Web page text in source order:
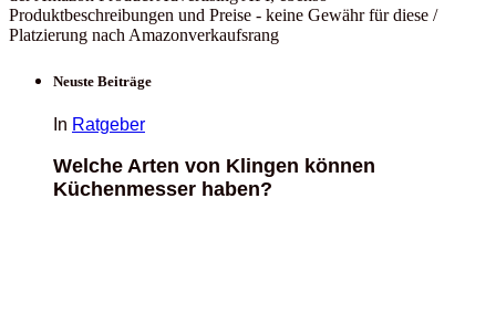
Produktbeschreibungen und Preise - keine Gewähr für diese /
Platzierung nach Amazonverkaufsrang
Neuste Beiträge
In Ratgeber
Welche Arten von Klingen können
Küchenmesser haben?